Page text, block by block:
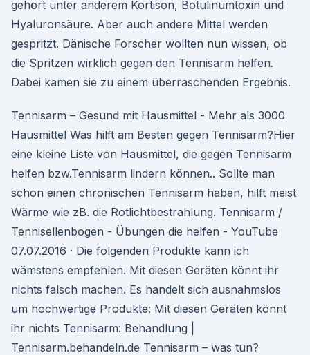
gehört unter anderem Kortison, Botulinumtoxin und
Hyaluronsäure. Aber auch andere Mittel werden
gespritzt. Dänische Forscher wollten nun wissen, ob
die Spritzen wirklich gegen den Tennisarm helfen.
Dabei kamen sie zu einem überraschenden Ergebnis.
Tennisarm – Gesund mit Hausmittel - Mehr als 3000
Hausmittel Was hilft am Besten gegen Tennisarm?Hier
eine kleine Liste von Hausmittel, die gegen Tennisarm
helfen bzw.Tennisarm lindern können.. Sollte man
schon einen chronischen Tennisarm haben, hilft meist
Wärme wie zB. die Rotlichtbestrahlung. Tennisarm /
Tennisellenbogen - Übungen die helfen - YouTube
07.07.2016 · Die folgenden Produkte kann ich
wämstens empfehlen. Mit diesen Geräten könnt ihr
nichts falsch machen. Es handelt sich ausnahmslos
um hochwertige Produkte: Mit diesen Geräten könnt
ihr nichts Tennisarm: Behandlung |
Tennisarm.behandeln.de Tennisarm – was tun?